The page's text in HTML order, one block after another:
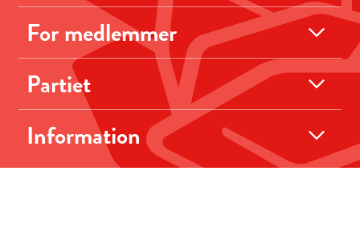
For medlemmer
Partiet
Information